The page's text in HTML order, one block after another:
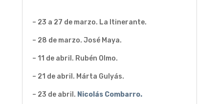
– 23 a 27 de marzo. La Itinerante.
– 28 de marzo. José Maya.
– 11 de abril. Rubén Olmo.
– 21 de abril. Márta Gulyás.
– 23 de abril. Nicolás Combarro.